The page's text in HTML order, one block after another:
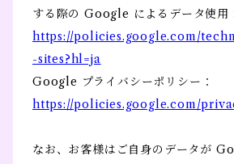
する際の Google によるデータ使用
https://policies.google.com/
-sites?hl=ja
Google プライバシーポリシー：
https://policies.google.com/
なお、お客様はご自身のデータが